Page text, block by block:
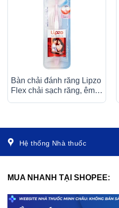
Bàn chải đánh răng Lipzo
Flex chải sạch răng, êm
Hệ thống Nhà thuốc
MUA NHANH TẠI SHOPEE: